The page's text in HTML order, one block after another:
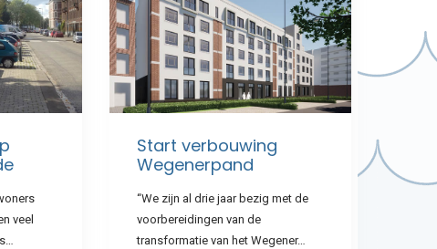
veel
Start verbouwing
Wegenerpand
“We zijn al drie jaar bezig met de
voorbereidingen van de
transformatie van het Wegener…